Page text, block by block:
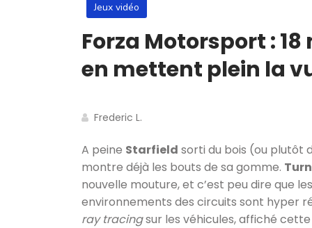
Jeux vidéo
Forza Motorsport :
en mettent plein la
Frederic L.
A peine Starfield sorti du bois (ou plutôt
montre déjà les bouts de sa gomme.
nouvelle mouture, et c’est peu dire que
environnements des circuits sont hyper
ray tracingsur les véhicules, affiché